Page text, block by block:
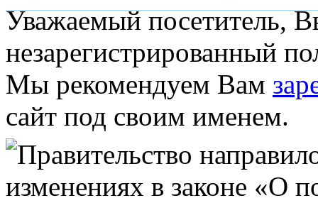
Уважаемый посетитель,
незарегистрированный
Мы рекомендуем Вам
сайт под своим именем.